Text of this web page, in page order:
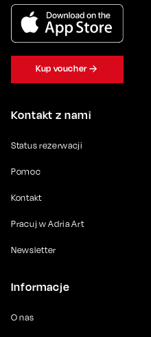
Kontakt z nami
Status rezerwacji
Pomoc
Kontakt
Pracuj w Adria Art
Newsletter
Informacje
O nas
Kup voucher